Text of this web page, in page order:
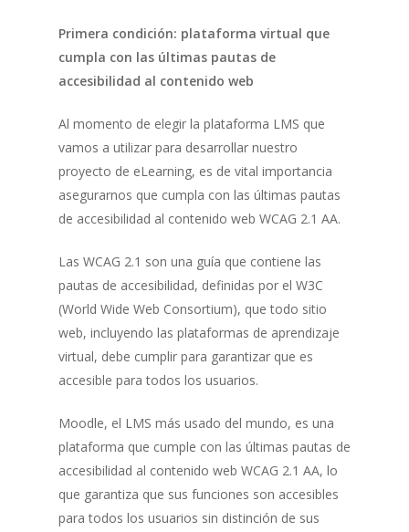
Primera condición: plataforma virtual que
cumpla con las últimas pautas de
accesibilidad al contenido web
Al momento de elegir la plataforma LMS que
vamos a utilizar para desarrollar nuestro
proyecto de eLearning, es de vital importancia
asegurarnos que cumpla con las últimas pautas
de accesibilidad al contenido web WCAG 2.1 AA.
Las WCAG 2.1 son una guía que contiene las
pautas de accesibilidad, definidas por el W3C
(World Wide Web Consortium), que todo sitio
web, incluyendo las plataformas de aprendizaje
virtual, debe cumplir para garantizar que es
accesible para todos los usuarios.
Moodle, el LMS más usado del mundo, es una
plataforma que cumple con las últimas pautas de
accesibilidad al contenido web WCAG 2.1 AA, lo
que garantiza que sus funciones son accesibles
para todos los usuarios sin distinción de sus